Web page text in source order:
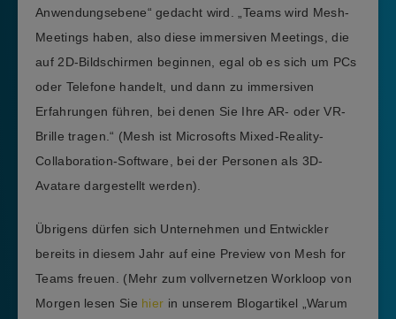
Anwendungsebene“ gedacht wird. „Teams wird Mesh-
Meetings haben, also diese immersiven Meetings, die
auf 2D-Bildschirmen beginnen, egal ob es sich um PCs
oder Telefone handelt, und dann zu immersiven
Erfahrungen führen, bei denen Sie Ihre AR- oder VR-
Brille tragen.“ (Mesh ist Microsofts Mixed-Reality-
Collaboration-Software, bei der Personen als 3D-
Avatare dargestellt werden).
Übrigens dürfen sich Unternehmen und Entwickler
bereits in diesem Jahr auf eine Preview von Mesh for
Teams freuen. (Mehr zum vollvernetzen Workloop von
Morgen lesen Sie hier in unserem Blogartikel „Warum